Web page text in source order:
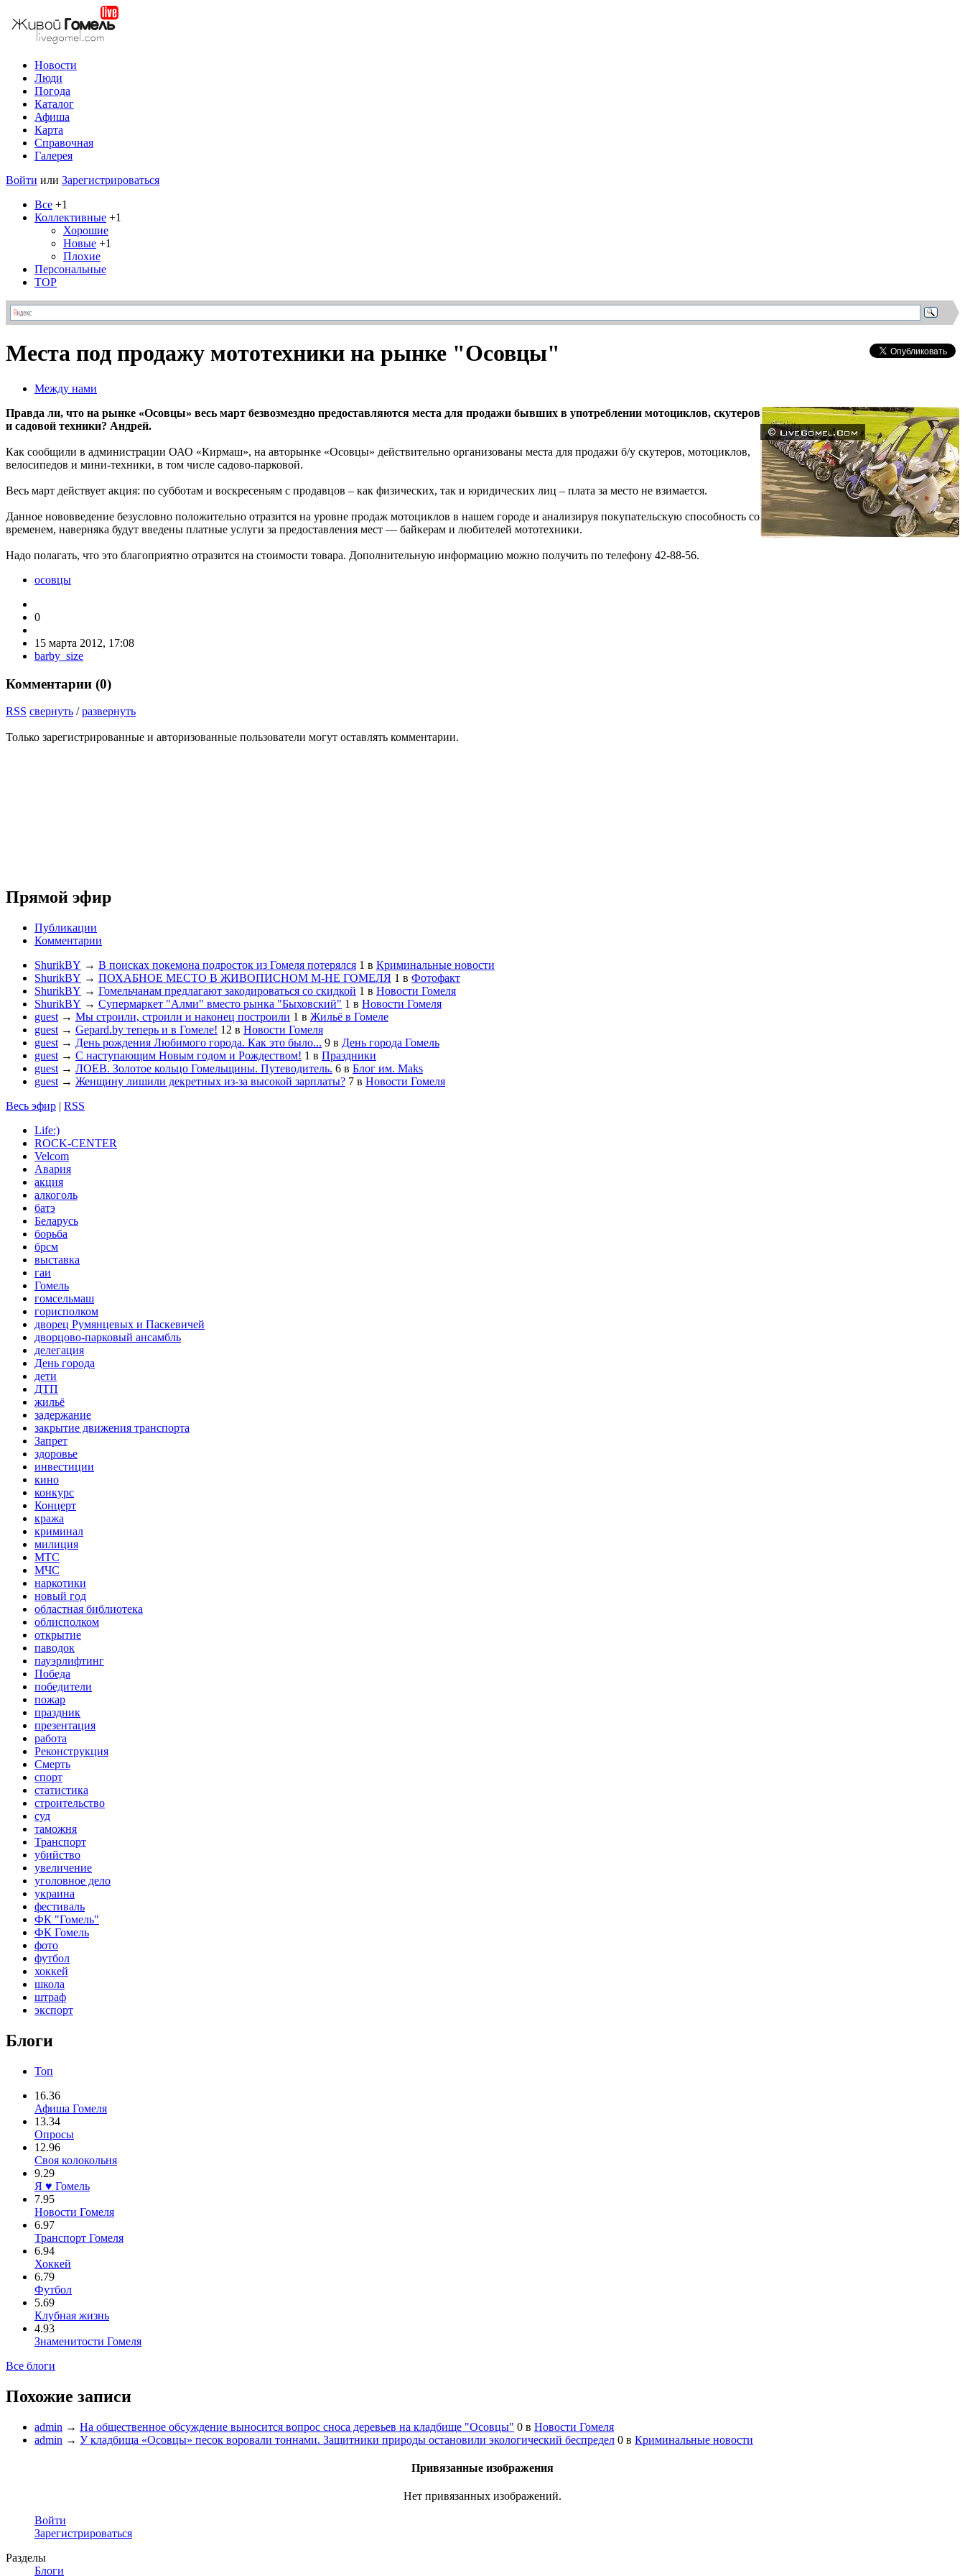
Новости
Люди
Погода
Каталог
Афиша
Карта
Справочная
Галерея
Войти или Зарегистрироваться
Все +1
Коллективные +1
Хорошие
Новые +1
Плохие
Персональные
TOP
Места под продажу мототехники на рынке "Осовцы"
Между нами
Правда ли, что на рынке «Осовцы» весь март безвозмездно предоставляются места для продажи бывших в употреблении мотоциклов, скутеров
и садовой техники? Андрей.
Как сообщили в администрации ОАО «Кирмаш», на авторынке «Осовцы» действительно организованы места для продажи б/у скутеров, мотоциклов,
велосипедов и мини-техники, в том числе садово-парковой.
Весь март действует акция: по субботам и воскресеньям с продавцов – как физических, так и юридических лиц – плата за место не взимается.
Данное нововведение безусловно положительно отразится на уровне продаж мотоциклов в нашем городе и анализируя покупательскую способность со
временем, наверняка будут введены платные услуги за предоставления мест — байкерам и любителей мототехники.
Надо полагать, что это благоприятно отразится на стоимости товара. Дополнительную информацию можно получить по телефону 42-88-56.
осовцы
0
15 марта 2012, 17:08
barby_size
Комментарии (0)
RSS свернуть /развернуть
Только зарегистрированные и авторизованные пользователи могут оставлять комментарии.
Прямой эфир
Публикации
Комментарии
ShurikBY → В поисках покемона подросток из Гомеля потерялся 1 в Криминальные новости
ShurikBY → ПОХАБНОЕ МЕСТО В ЖИВОПИСНОМ М-НЕ ГОМЕЛЯ 1 в Фотофакт
ShurikBY → Гомельчанам предлагают закодироваться со скидкой 1 в Новости Гомеля
ShurikBY → Супермаркет "Алми" вместо рынка "Быховский" 1 в Новости Гомеля
guest → Мы строили, строили и наконец построили 1 в Жильё в Гомеле
guest → Gepard.by теперь и в Гомеле! 12 в Новости Гомеля
guest → День рождения Любимого города. Как это было... 9 в День города Гомель
guest → С наступающим Новым годом и Рождеством! 1 в Праздники
guest → ЛОЕВ. Золотое кольцо Гомельщины. Путеводитель. 6 в Блог им. Maks
guest → Женщину лишили декретных из-за высокой зарплаты? 7 в Новости Гомеля
Весь эфир | RSS
Life:)
ROCK-CENTER
Velcom
Авария
акция
алкоголь
батэ
Беларусь
борьба
брсм
выставка
гаи
Гомель
гомсельмаш
горисполком
дворец Румянцевых и Паскевичей
дворцово-парковый ансамбль
делегация
День города
дети
ДТП
жильё
задержание
закрытие движения транспорта
Запрет
здоровье
инвестиции
кино
конкурс
Концерт
кража
криминал
милиция
МТС
МЧС
наркотики
новый год
областная библиотека
облисполком
открытие
паводок
пауэрлифтинг
Победа
победители
пожар
праздник
презентация
работа
Реконструкция
Смерть
спорт
статистика
строительство
суд
таможня
Транспорт
убийство
увеличение
уголовное дело
украина
фестиваль
ФК "Гомель"
ФК Гомель
фото
футбол
хоккей
школа
штраф
экспорт
Блоги
Топ
16.36
Афиша Гомеля
13.34
Опросы
12.96
Своя колокольня
9.29
Я ♥ Гомель
7.95
Новости Гомеля
6.97
Транспорт Гомеля
6.94
Хоккей
6.79
Футбол
5.69
Клубная жизнь
4.93
Знаменитости Гомеля
Все блоги
Похожие записи
admin → На общественное обсуждение выносится вопрос сноса деревьев на кладбище "Осовцы" 0 в Новости Гомеля
admin → У кладбища «Осовцы» песок воровали тоннами. Защитники природы остановили экологический беспредел 0 в Криминальные новости
Привязанные изображения
Нет привязанных изображений.
Войти
Зарегистрироваться
Разделы
Блоги